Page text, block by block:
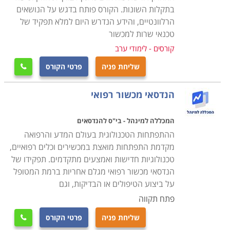
פעם הדרכות אישיות או מרוכזות לצוות הרפואי והמנהלתי
בנוגע לשימוש הנכון והמדוייק בציוד.
הבדל נוסף ומהותי בין טכנאי רגיל לטכנאי ציוד רפואי הוא
כמובן זהות ומהות המעסיק. אם טכנאי סטנדרטי פועל בדרך
כלל במעבדות פרטיות, במתן שירות נייד בתור עצמאי, או
כשכיר בשירות לקוחות יבואן מסויים, הרי שהטכנאי הרפואי
עובד עבור ארגונים מענף הרפואה, אשר מאופיין במשכורות
גבוהות יותר הן בסקטור הציבורי והן בזה הפרטי, ובתנאי
העסקה עדיפים. חלק ממסלולי הלימוד אפילו נערכים
בשיתוף ארגונים רפואיים כמו בתי חולים, אשר רואים בהם
הזדמנות להבטיח לעצמם את המצטיינים כאנשי צוות
בעמודים הבאים תוכלו למצוא הכשרות בתחום מקצועי זה
בכל המכללות ובתי הספר הטכנולוגיים ברחבי הארץ. אורך
בתקלות השונות. הקורס פותח בדגש על הנושאים
הרלוונטיים, והידע הנדרש היום למלא תפקיד של
טכנאי שרות למכשור
קורסים - לימודי ערב
שליחת פניה פרטי הקורס 
הנדסאי מכשור רפואי
המכללה למינהל - בי"ס להנדסאים
ההתפתחות הטכנולוגית בעולם המדע והרפואה
מקדמת התפתחות מואצת במכשירים וכלים רפואיים,
טכנולוגיות חדישות ואמצעים מתקדמים. תפקידו של
הנדסאי מכשור רפואי מגלם אחריות ברמת המטופל
על ביצוע הטיפולים או הבדיקות, וגם
פתח תקווה
שליחת פניה פרטי הקורס 